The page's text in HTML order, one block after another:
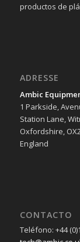
productos de
ADRESSE
Ambic
1 Parkside,
Station Lane,
Oxfordshire,
England
CONTACTO
Teléfono: +44